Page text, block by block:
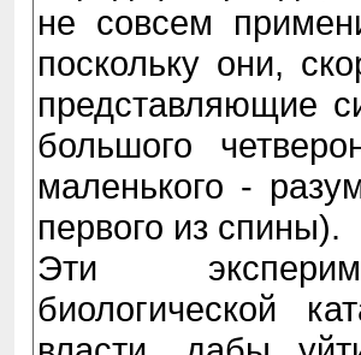
не совсем
поскольку они,
представляющие
большого
маленького -
первого из спины).
Эти
биологической